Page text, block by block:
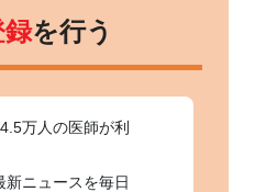
録を行う
万人の医師が利
新ニュースを毎日